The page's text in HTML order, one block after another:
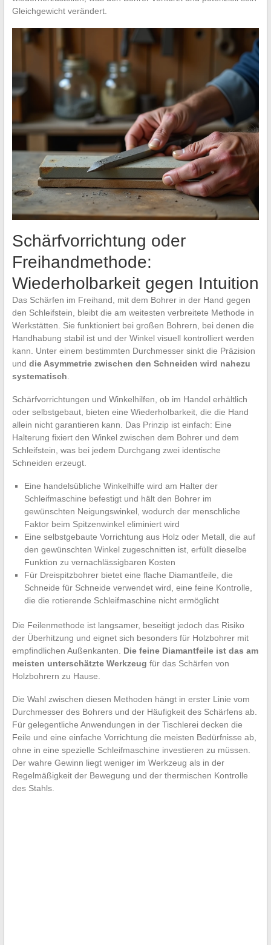
Gleichgewicht verändert.
Schärfvorrichtung oder
Freihandmethode:
Wiederholbarkeit gegen Intuition
Das Schärfen im Freihand, mit dem Bohrer in der Hand gegen
den Schleifstein, bleibt die am weitesten verbreitete Methode in
Werkstätten. Sie funktioniert bei großen Bohrern, bei denen die
Handhabung stabil ist und der Winkel visuell kontrolliert werden
kann. Unter einem bestimmten Durchmesser sinkt die Präzision
und die Asymmetrie zwischen den Schneiden wird nahezu
systematisch.
Schärfvorrichtungen und Winkelhilfen, ob im Handel erhältlich
oder selbstgebaut, bieten eine Wiederholbarkeit, die die Hand
allein nicht garantieren kann. Das Prinzip ist einfach: Eine
Halterung fixiert den Winkel zwischen dem Bohrer und dem
Schleifstein, was bei jedem Durchgang zwei identische
Schneiden erzeugt.
Eine handelsübliche Winkelhilfe wird am Halter der
Schleifmaschine befestigt und hält den Bohrer im
gewünschten Neigungswinkel, wodurch der menschliche
Faktor beim Spitzenwinkel eliminiert wird
Eine selbstgebaute Vorrichtung aus Holz oder Metall, die auf
den gewünschten Winkel zugeschnitten ist, erfüllt dieselbe
Funktion zu vernachlässigbaren Kosten
Für Dreispitzbohrer bietet eine flache Diamantfeile, die
Schneide für Schneide verwendet wird, eine feine Kontrolle,
die die rotierende Schleifmaschine nicht ermöglicht
Die Feilenmethode ist langsamer, beseitigt jedoch das Risiko
der Überhitzung und eignet sich besonders für Holzbohrer mit
empfindlichen Außenkanten. Die feine Diamantfeile ist das am
meisten unterschätzte Werkzeug für das Schärfen von
Holzbohrern zu Hause.
Die Wahl zwischen diesen Methoden hängt in erster Linie vom
Durchmesser des Bohrers und der Häufigkeit des Schärfens ab.
Für gelegentliche Anwendungen in der Tischlerei decken die
Feile und eine einfache Vorrichtung die meisten Bedürfnisse ab,
ohne in eine spezielle Schleifmaschine investieren zu müssen.
Der wahre Gewinn liegt weniger im Werkzeug als in der
Regelmäßigkeit der Bewegung und der thermischen Kontrolle
des Stahls.